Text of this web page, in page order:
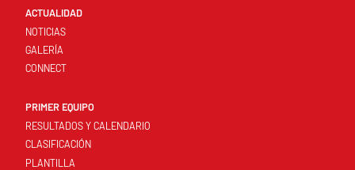
ACTUALIDAD
NOTICIAS
GALERÍA
CONNECT
PRIMER EQUIPO
RESULTADOS Y CALENDARIO
CLASIFICACIÓN
PLANTILLA